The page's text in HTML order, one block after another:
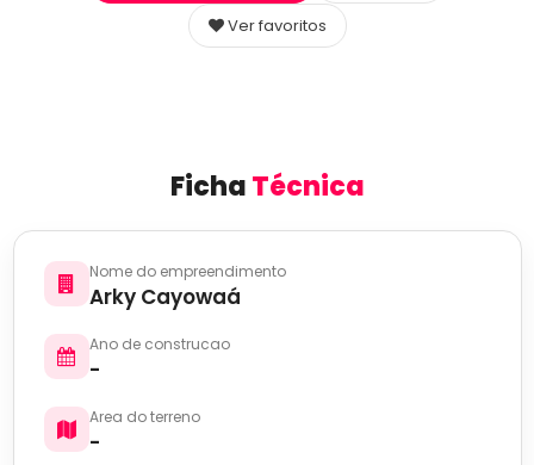
Ver favoritos
FichaTécnica
Nome do empreendimento
Arky Cayowaá
Ano de construcao
-
Area do terreno
-